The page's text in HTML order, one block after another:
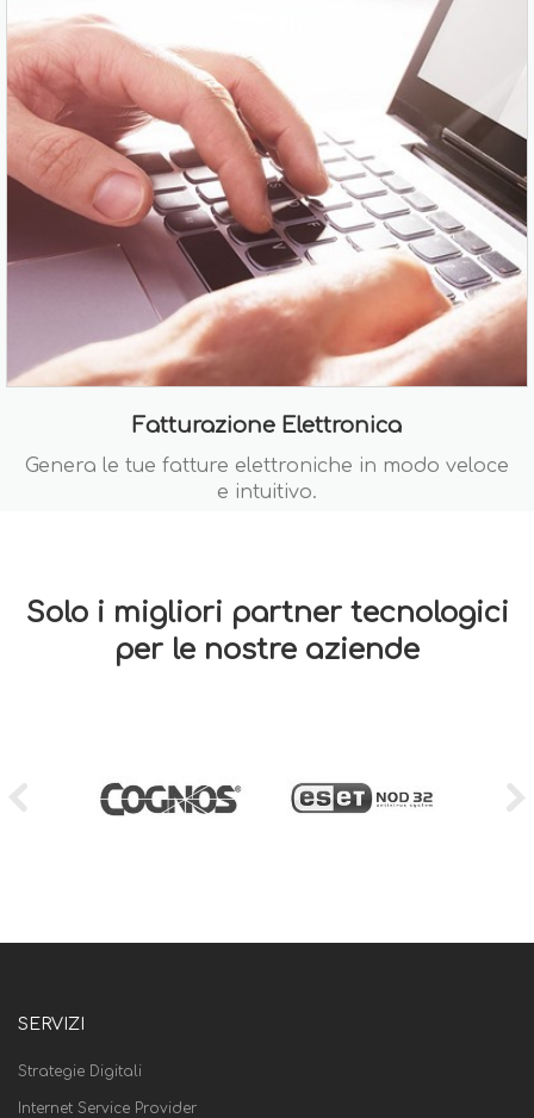
Fatturazione Elettronica
Genera le tue fatture elettroniche in modo veloce
e intuitivo.
Solo i migliori partner tecnologici
per le nostre aziende
SERVIZI
Strategie Digitali
Internet Service Provider